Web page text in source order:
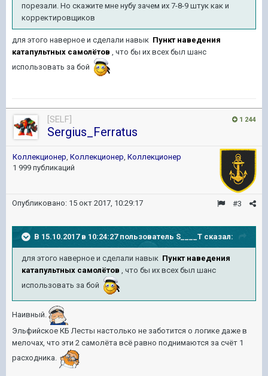
порезали. Но скажите мне нубу зачем их 7-8-9 штук как и
корректировщиков
для этого наверное и сделали навык Пункт наведения
катапультных самолётов , что бы их всех был шанс
использовать за бой
1 244
[SELF]
Sergius_Ferratus
Коллекционер, Коллекционер, Коллекционер
1 999 публикаций
#3
Опубликовано: 15 окт 2017, 10:29:17
В 15.10.2017 в 10:24:27 пользователь S____T сказал:
для этого наверное и сделали навык Пункт наведения
катапультных самолётов , что бы их всех был шанс
использовать за бой
Наивный.
Эльфийское КБ Лесты настолько не заботится о логике даже в
мелочах, что эти 2 самолёта всё равно поднимаются за счёт 1
расходника.